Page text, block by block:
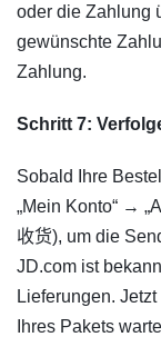
oder die Zahlung
gewünschte
Zahlung.
Schritt 7:
Sobald Ihre
„Mein Konto“ →
收货), um die
JD.com ist
Lieferungen.
Ihres Pakets